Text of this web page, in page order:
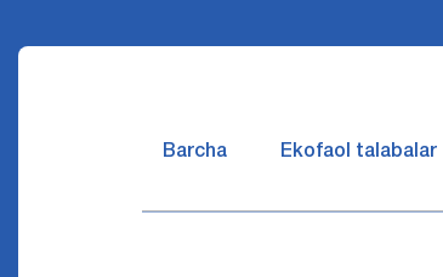
Barcha Ekofaol talabalar